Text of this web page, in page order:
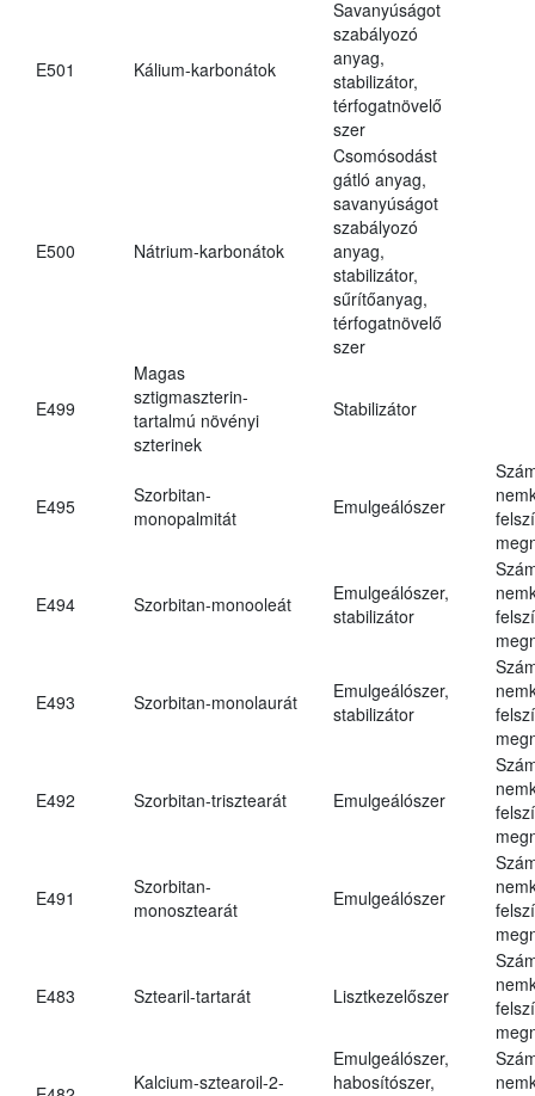
E501 Kálium-karbonátok
Savanyúságot
szabályozó
anyag,
stabilizátor,
térfogatnövelő
szer
E500 Nátrium-karbonátok
Csomósodást
gátló anyag,
savanyúságot
szabályozó
anyag,
stabilizátor,
sűrítőanyag,
térfogatnövelő
szer
E499
Magas
sztigmaszterin-
tartalmú növényi
szterinek
Stabilizátor
E495
Szorbitan-
monopalmitát
Emulgeálószer
E494 Szorbitan-monooleát
Emulgeálószer,
stabilizátor
E493 Szorbitan-monolaurát
Emulgeálószer,
stabilizátor
E492 Szorbitan-trisztearát Emulgeálószer
E491
Szorbitan-
monosztearát
Emulgeálószer
E483 Sztearil-tartarát Lisztkezelőszer
Kalcium-sztearoil-2-
Emulgeálószer,
habosítószer,